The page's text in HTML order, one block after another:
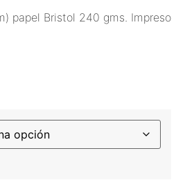
papel Bristol 240 gms. Impreso